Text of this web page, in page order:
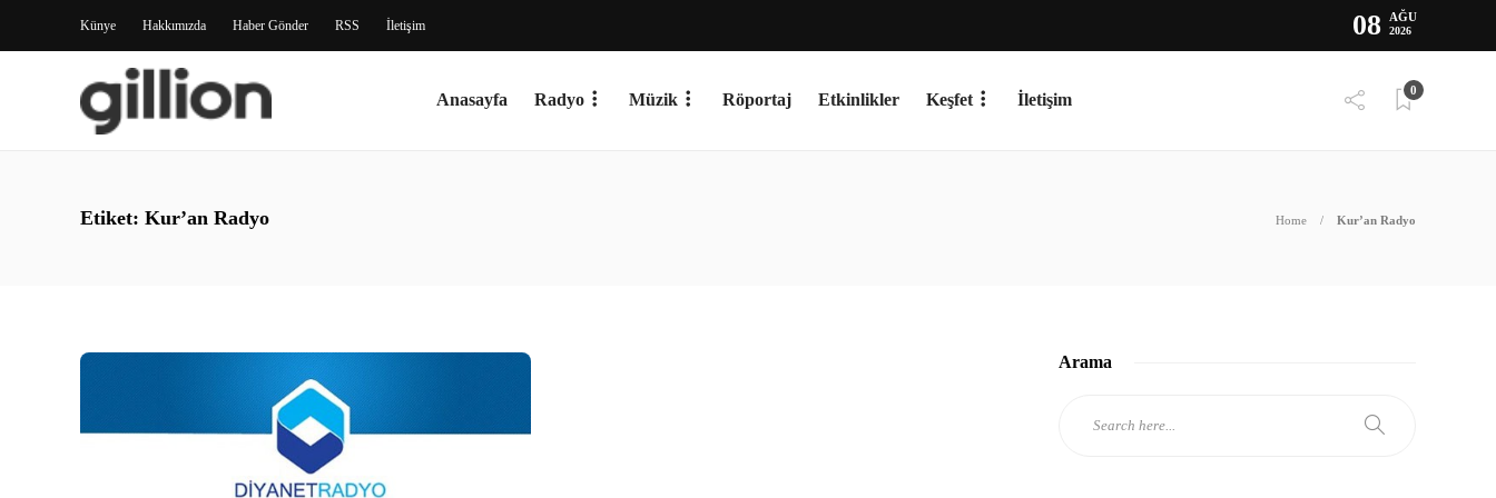
Künye Hakkımızda Haber Gönder RSS İletişim 08 AĞU
2026
Anasayfa Radyo Müzik Röportaj Etkinlikler Keşfet İletişim 0
Etiket: Kur’an Radyo Home Kur’an Radyo
Arama